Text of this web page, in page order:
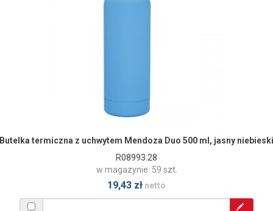
Butelka termiczna z uchwytem Mendoza Duo 500 ml, jasny niebieski
R08993.28
w magazynie: 59 szt.
19,43 zł netto